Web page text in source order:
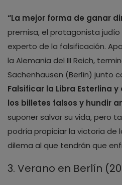
“La mejor forma de ganar
premisa, el protagonista
experto de la falsificación.
la Alemania del III Reich,
Sachenhausen (Berlín) junto
Falsificar la Libra Esterlina
los billetes falsos y hundir
suponer salvar su vida, pero
podría propiciar la victoria de
dilema al que tendrán que
3. Verano en Berlín